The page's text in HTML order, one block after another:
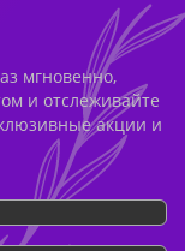
мгновенно,
и отслеживайте
акции и